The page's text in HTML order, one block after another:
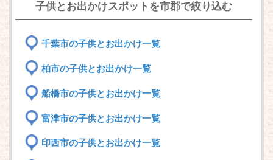
子供とお出かけスポットを市郡で絞り込む
千葉市の子供とお出かけ一覧
柏市の子供とお出かけ一覧
船橋市の子供とお出かけ一覧
富津市の子供とお出かけ一覧
印西市の子供とお出かけ一覧